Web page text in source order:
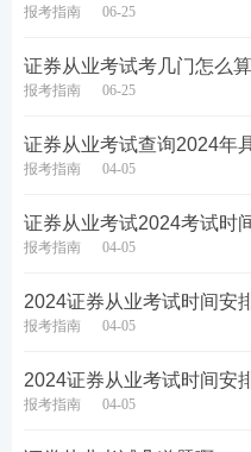
第七步：选择考区、场
报考指南 06-25
证券从业考试考几门怎么
报考指南 06-25
证券从业考试查询2024年
报考指南 04-05
证券从业考试2024考试时
报考指南 04-05
2024证券从业考试时间安
报考指南 04-05
2024证券从业考试时间安
报考指南 04-05